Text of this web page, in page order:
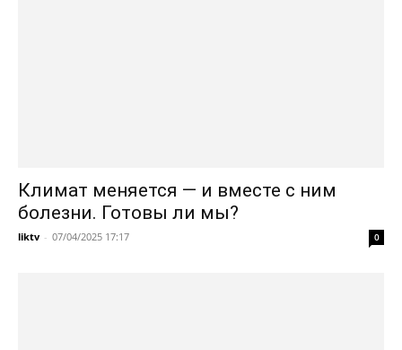
Климат меняется — и вместе с ним
болезни. Готовы ли мы?
liktv - 07/04/2025 17:17 0